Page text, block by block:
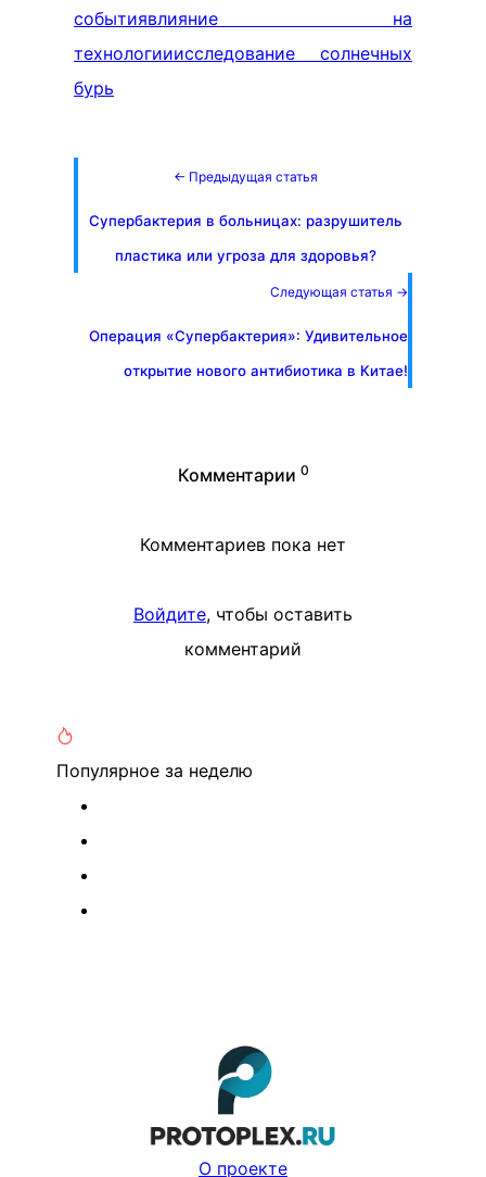
событиявлияние на
технологииисследование солнечных
бурь
← Предыдущая статья
Супербактерия в больницах: разрушитель
пластика или угроза для здоровья?
Следующая статья →
Операция «Супербактерия»: Удивительное
открытие нового антибиотика в Китае!
Комментарии 0
Комментариев пока нет
Войдите, чтобы оставить
комментарий
Популярное за неделю
О проекте